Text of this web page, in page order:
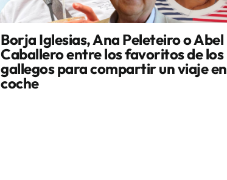
Borja Iglesias, Ana Peleteiro o Abel
Caballero entre los favoritos de los
gallegos para compartir un viaje en
coche